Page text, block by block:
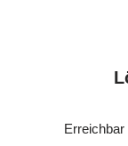
Erreichbar